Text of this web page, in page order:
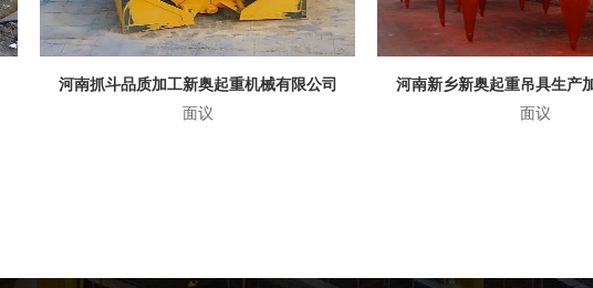
河南新乡新奥起重吊具生产加工优质抓斗
面议
面议